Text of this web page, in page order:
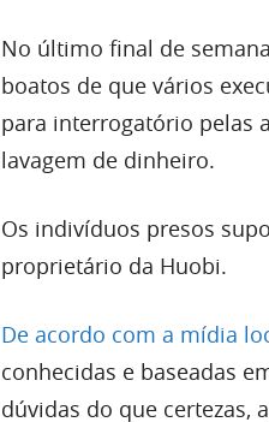
No último final de
boatos de que vários
para interrogatório pelas
lavagem de dinheiro.
Os indivíduos presos
proprietário da Huobi.
De acordo com a mídia
conhecidas e baseadas
dúvidas do que certezas,